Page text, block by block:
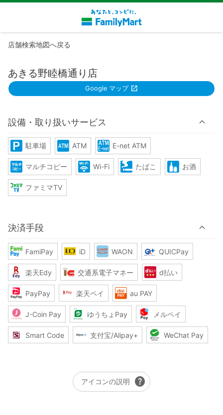
店舗検索地図へ戻る
あきる野睦橋通り店
Google マップ
設備・取り扱いサービス
駐車場 ATM E-net ATM
マルチコピー Wi-Fi たばこ お酒
ファミマTV
決済手段
FamiPay iD WAON QUICPay
楽天Edy 交通系電子マネー d払い
PayPay 楽天ペイ au PAY
J-Coin Pay ゆうちょPay メルペイ
Smart Code 支付宝/Alipay+ WeChat Pay
アイコンの説明 help